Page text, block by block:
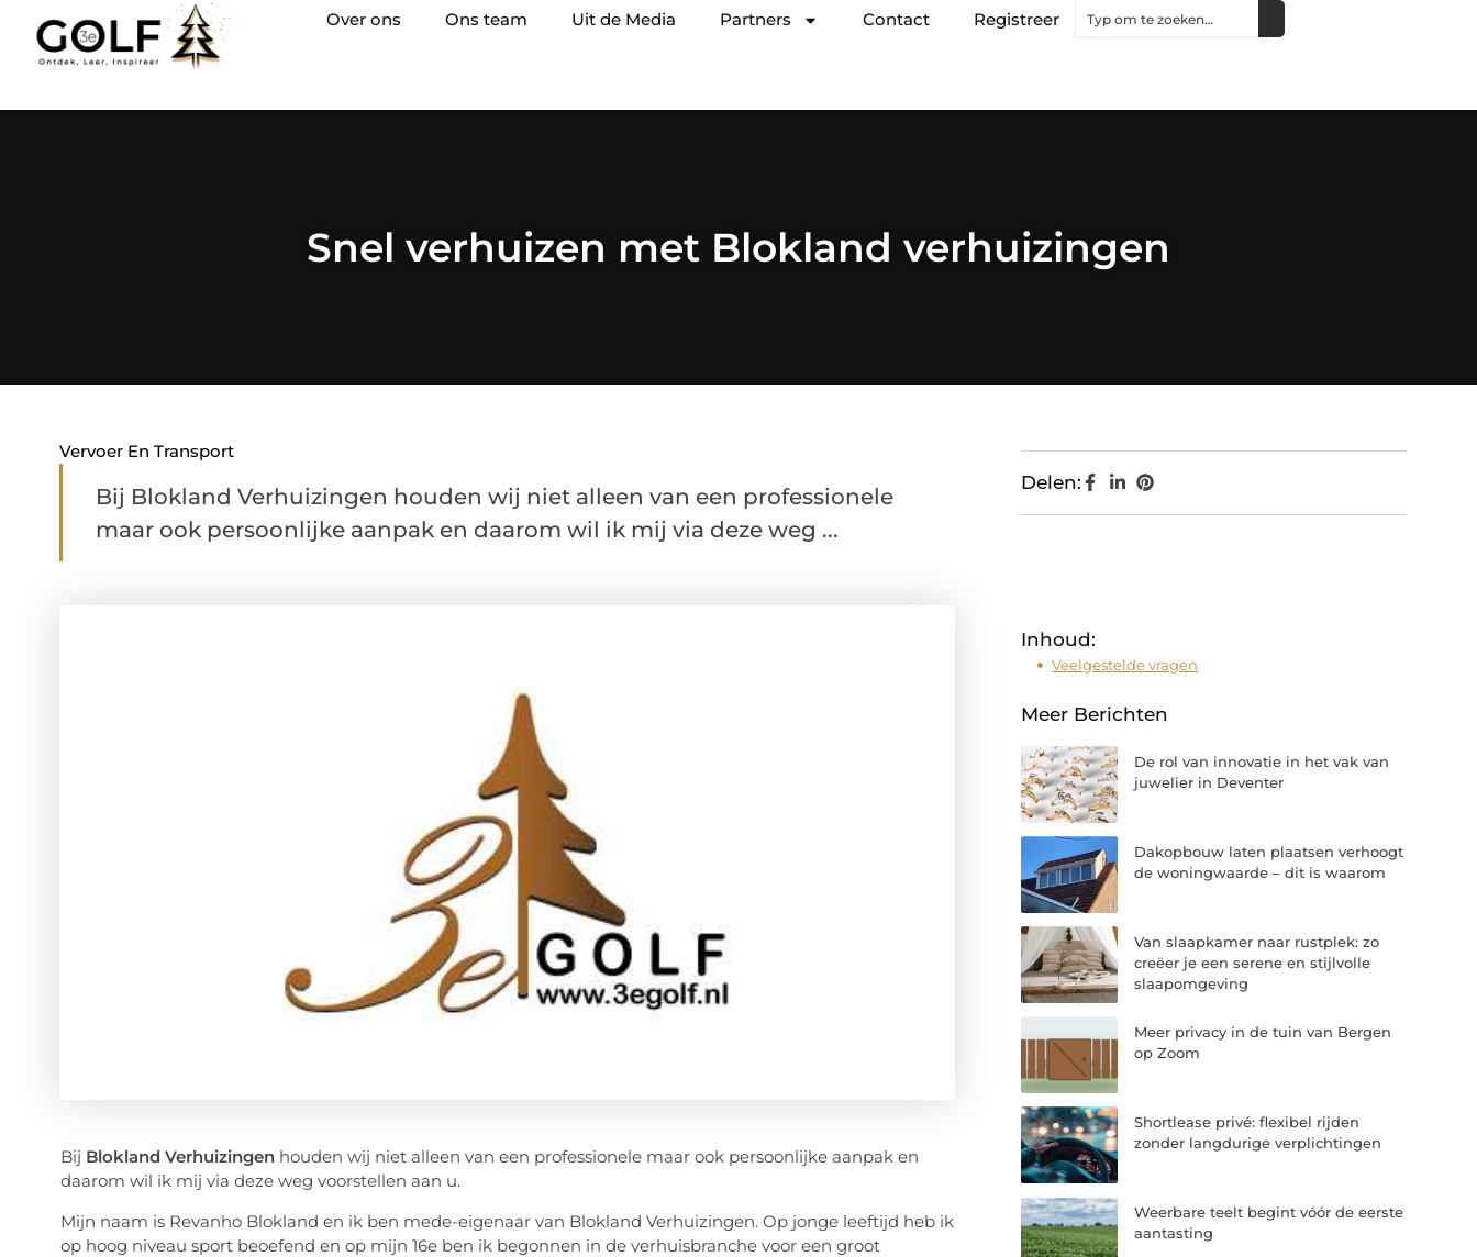
Over ons Ons team Uit de Media Partners Contact Registreer
Snel verhuizen met Blokland verhuizingen
Vervoer En Transport
Bij Blokland Verhuizingen houden wij niet alleen van een professionele
maar ook persoonlijke aanpak en daarom wil ik mij via deze weg ...
Bij Blokland Verhuizingenhouden wij niet alleen van een professionele maar ook persoonlijke aanpak en
daarom wil ik mij via deze weg voorstellen aan u.
Mijn naam is Revanho Blokland en ik ben mede-eigenaar van Blokland Verhuizingen. Op jonge leeftijd heb ik
op hoog niveau sport beoefend en op mijn 16e ben ik begonnen in de verhuisbranche voor een groot
Delen:
Inhoud:
Veelgestelde vragen
Meer Berichten
De rol van innovatie in het vak van
juwelier in Deventer
Dakopbouw laten plaatsen verhoogt
de woningwaarde – dit is waarom
Van slaapkamer naar rustplek: zo
creëer je een serene en stijlvolle
slaapomgeving
Meer privacy in de tuin van Bergen
op Zoom
Shortlease privé: flexibel rijden
zonder langdurige verplichtingen
Weerbare teelt begint vóór de eerste
aantasting